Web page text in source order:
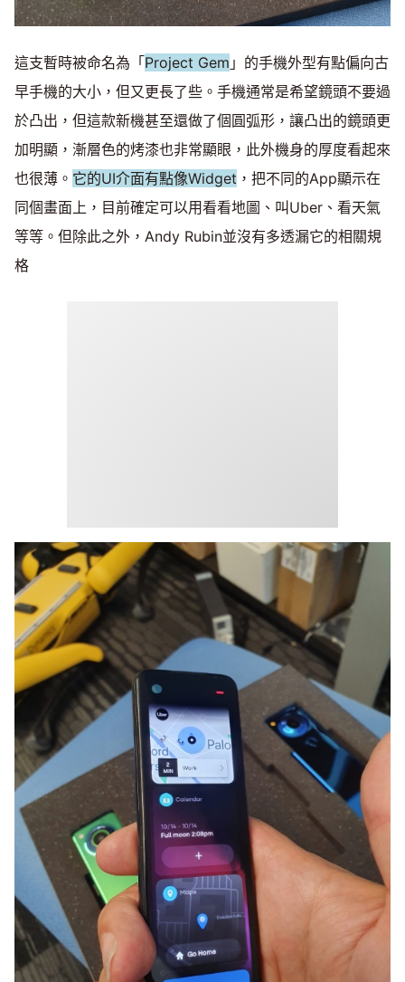
這支暫時被命名為「Project Gem 」的手機外型有點偏向古
早手機的大小，但又更長了些。手機通常是希望鏡頭不要過
於凸出，但這款新機甚至還做了個圓弧形，讓凸出的鏡頭更
加明顯，漸層色的烤漆也非常顯眼，此外機身的厚度看起來
也很薄。 它的UI介面有點像Widget ，把不同的App顯示在
同個畫面上，目前確定可以用看看地圖、叫Uber、看天氣
等等。但除此之外，Andy Rubin並沒有多透漏它的相關規
格